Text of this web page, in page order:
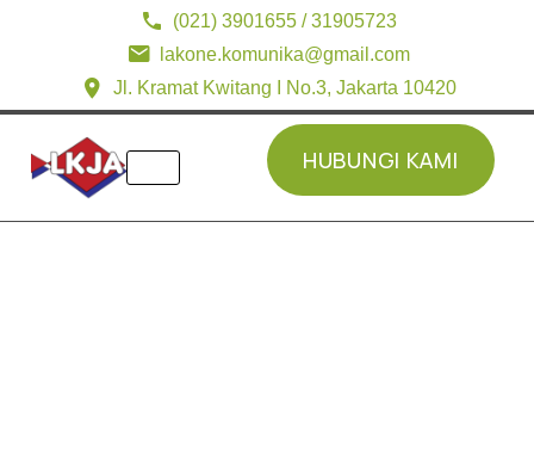
(021) 3901655 / 31905723
lakone.komunika@gmail.com
Jl. Kramat Kwitang I No.3, Jakarta 10420
HUBUNGI KAMI
HUBUNGI KAMI